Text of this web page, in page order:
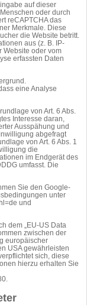
auf dieser
oder durch
reCAPTCHA das
Merkmale. Diese
die Website betritt.
aus (z. B. IP-
Website oder vom
erfassten Daten
eine Analyse
von Art. 6 Abs.
Interesse daran,
Ausspähung und
abgefragt
von Art. 6 Abs. 1
die
im Endgerät des
umfasst. Die
Sie den Google-
unter
und
dem „EU-US Data
zwischen der
europäischer
USA gewährleisten
sich, diese
hierzu erhalten Sie
.